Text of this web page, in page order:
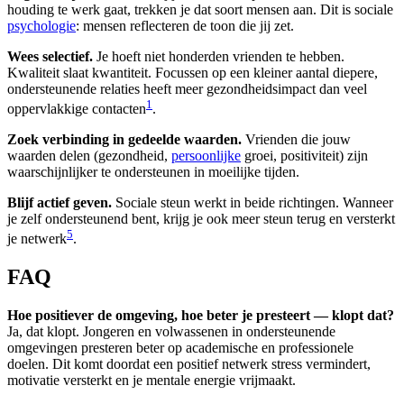
houding te werk gaat, trekken je dat soort mensen aan. Dit is sociale
psychologie: mensen reflecteren de toon die jij zet.
Wees selectief. Je hoeft niet honderden vrienden te hebben.
Kwaliteit slaat kwantiteit. Focussen op een kleiner aantal diepere,
ondersteunende relaties heeft meer gezondheidsimpact dan veel
oppervlakkige contacten1 .
Zoek verbinding in gedeelde waarden. Vrienden die jouw
waarden delen (gezondheid, persoonlijke groei, positiviteit) zijn
waarschijnlijker te ondersteunen in moeilijke tijden.
Blijf actief geven. Sociale steun werkt in beide richtingen. Wanneer
je zelf ondersteunend bent, krijg je ook meer steun terug en versterkt
je netwerk5.
FAQ
Hoe positiever de omgeving, hoe beter je presteert — klopt dat?
Ja, dat klopt. Jongeren en volwassenen in ondersteunende
omgevingen presteren beter op academische en professionele
doelen. Dit komt doordat een positief netwerk stress vermindert,
motivatie versterkt en je mentale energie vrijmaakt.